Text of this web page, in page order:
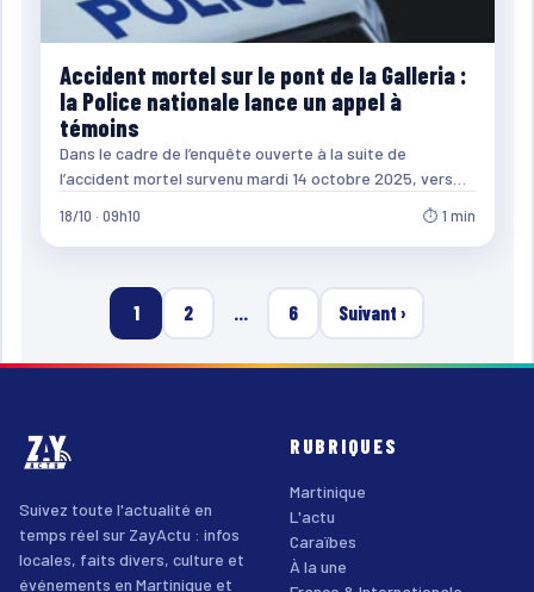
Accident mortel sur le pont de la Galleria :
la Police nationale lance un appel à
témoins
Dans le cadre de l’enquête ouverte à la suite de
l’accident mortel survenu mardi 14 octobre 2025, vers…
18/10 · 09h10 ⏱ 1 min
1 2 … 6 Suivant ›
Suivez toute l'actualité en
temps réel sur ZayActu : infos
locales, faits divers, culture et
événements en Martinique et
RUBRIQUES
Martinique
L'actu
Caraïbes
À la une